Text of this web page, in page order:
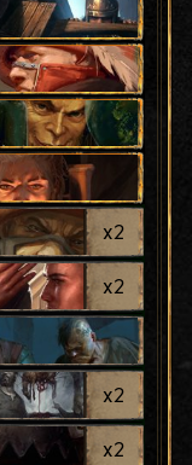
x2
x2
x2
x2